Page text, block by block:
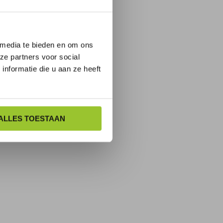
te bieden en om ons
partners voor social
die u aan ze heeft
TOESTAAN